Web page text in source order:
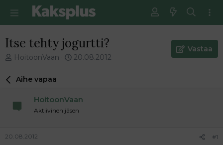
Itse tehty jogurtti?
V
e
i
t
HoitoonVaan
E
m
ä
20.08.2012
Vastaa
Aihe vapaa
HoitoonVaan
Aktiivinen jäsen
20.08.2012 #1